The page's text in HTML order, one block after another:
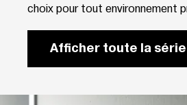
choix pour tout environnement
Afficher toute la série